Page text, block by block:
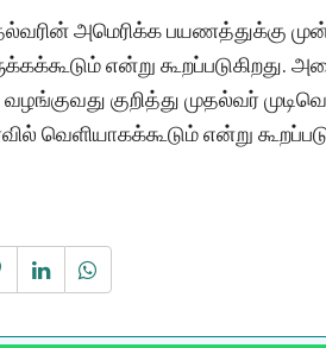
அமெரிக்க பயணத்துக்கு
என்று கூறப்படுகிறது.
குறித்து முதல்வர்
வெளியாகக்கூடும் என்று